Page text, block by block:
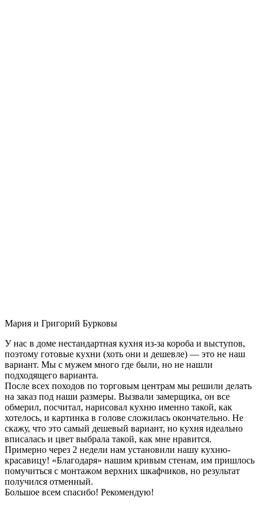
Мария и Григорий Бурковы
У нас в доме нестандартная кухня из-за короба и выступов,
поэтому готовые кухни (хоть они и дешевле) — это не наш
вариант. Мы с мужем много где были, но не нашли
подходящего варианта.
После всех походов по торговым центрам мы решили делать
на заказ под наши размеры. Вызвали замерщика, он все
обмерил, посчитал, нарисовал кухню именно такой, как
хотелось, и картинка в голове сложилась окончательно. Не
скажу, что это самый дешевый вариант, но кухня идеально
вписалась и цвет выбрала такой, как мне нравится.
Примерно через 2 недели нам установили нашу кухню-
красавицу! «Благодаря» нашим кривым стенам, им пришлось
помучиться с монтажом верхних шкафчиков, но результат
получился отменный.
Большое всем спасибо! Рекомендую!